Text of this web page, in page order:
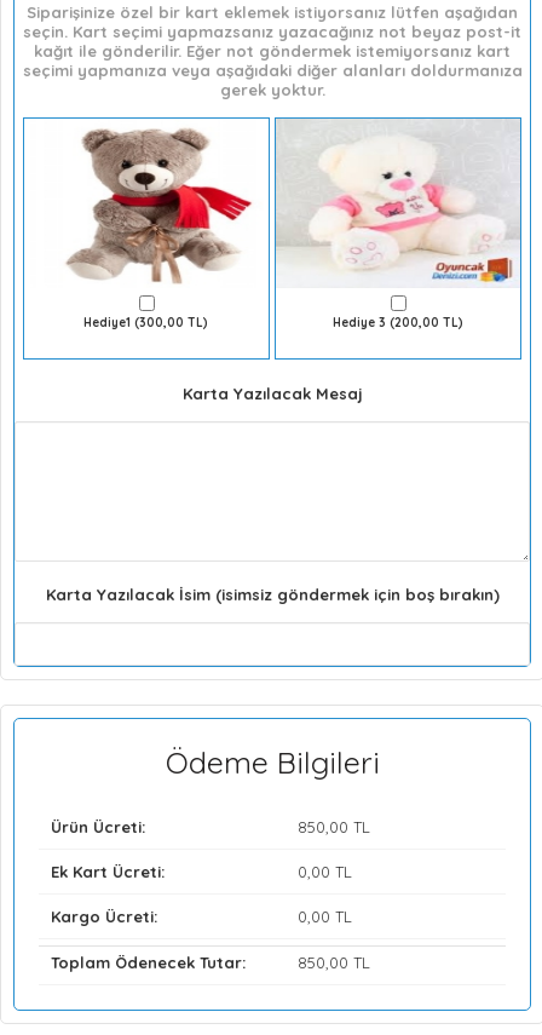
Siparişinize özel bir kart eklemek istiyorsanız lütfen aşağıdan
seçin. Kart seçimi yapmazsanız yazacağınız not beyaz post-it
kağıt ile gönderilir. Eğer not göndermek istemiyorsanız kart
seçimi yapmanıza veya aşağıdaki diğer alanları doldurmanıza
gerek yoktur.
Hediye1 (300,00 TL) Hediye 3 (200,00 TL)
Karta Yazılacak Mesaj
Karta Yazılacak İsim (isimsiz göndermek için boş bırakın)
Ödeme Bilgileri
Ürün Ücreti: 850 ,00 TL
Ek Kart Ücreti: 0 ,00 TL
Kargo Ücreti: 0 ,00 TL
Toplam Ödenecek Tutar: 850 ,00 TL